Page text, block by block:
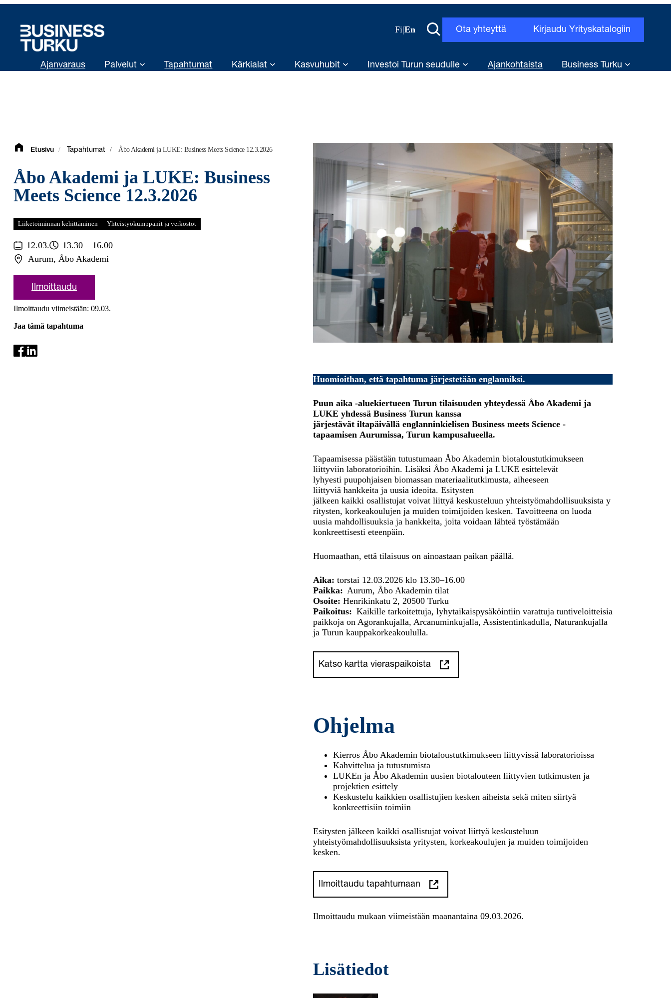
Fi|En Ota yhteyttä Kirjaudu Yrityskatalogiin
Ajanvaraus Palvelut Tapahtumat Kärkialat Kasvuhubit Investoi Turun seudulle Ajankohtaista Business Turku
Etusivu / Tapahtumat / Åbo Akademi ja LUKE: Business Meets Science 12.3.2026
Åbo Akademi ja LUKE: Business
Meets Science 12.3.2026
Liiketoiminnan kehittäminen Yhteistyökumppanit ja verkostot
12.03.
13.30 – 16.00
Aurum, Åbo Akademi
Ilmoittaudu
Ilmoittaudu viimeistään: 09.03.
Jaa tämä tapahtuma
Huomioithan, että tapahtuma järjestetään englanniksi.
Puun aika -aluekiertueen Turun tilaisuuden yhteydessä Åbo Akademi ja
LUKE yhdessä Business Turun kanssa
järjestävät iltapäivällä englanninkielisen Business meets Science -
tapaamisen Aurumissa, Turun kampusalueella.
Tapaamisessa päästään tutustumaan Åbo Akademin biotaloustutkimukseen
liittyviin laboratorioihin. Lisäksi Åbo Akademi ja LUKE esittelevät
lyhyesti puupohjaisen biomassan materiaalitutkimusta, aiheeseen
liittyviä hankkeita ja uusia ideoita. Esitysten
jälkeen kaikki osallistujat voivat liittyä keskusteluun yhteistyömahdollisuuksista y
ritysten, korkeakoulujen ja muiden toimijoiden kesken. Tavoitteena on luoda
uusia mahdollisuuksia ja hankkeita, joita voidaan lähteä työstämään
konkreettisesti eteenpäin.
Huomaathan, että tilaisuus on ainoastaan paikan päällä.
Aika: torstai 12.03.2026 klo 13.30–16.00
Paikka: Aurum, Åbo Akademin tilat
Osoite: Henrikinkatu 2, 20500 Turku
Paikoitus: Kaikille tarkoitettuja, lyhytaikaispysäköintiin varattuja tuntiveloitteisia
paikkoja on Agorankujalla, Arcanuminkujalla, Assistentinkadulla, Naturankujalla
ja Turun kauppakorkeakoululla.
Katso kartta vieraspaikoista
Ohjelma
Kierros Åbo Akademin biotaloustutkimukseen liittyvissä laboratorioissa
Kahvittelua ja tutustumista
LUKEn ja Åbo Akademin uusien biotalouteen liittyvien tutkimusten ja
projektien esittely
Keskustelu kaikkien osallistujien kesken aiheista sekä miten siirtyä
konkreettisiin toimiin
Esitysten jälkeen kaikki osallistujat voivat liittyä keskusteluun
yhteistyömahdollisuuksista yritysten, korkeakoulujen ja muiden toimijoiden
kesken.
Ilmoittaudu tapahtumaan
Ilmoittaudu mukaan viimeistään maanantaina 09.03.2026.
Lisätiedot